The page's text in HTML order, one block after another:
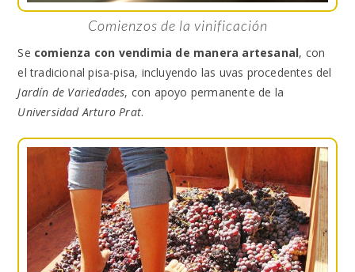
Comienzos de la vinificación
Se comienza con vendimia de manera artesanal, con
el tradicional pisa-pisa, incluyendo las uvas procedentes del
Jardín de Variedades, con apoyo permanente de la
Universidad Arturo Prat.